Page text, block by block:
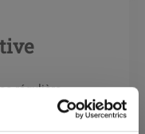
régulière
production et de